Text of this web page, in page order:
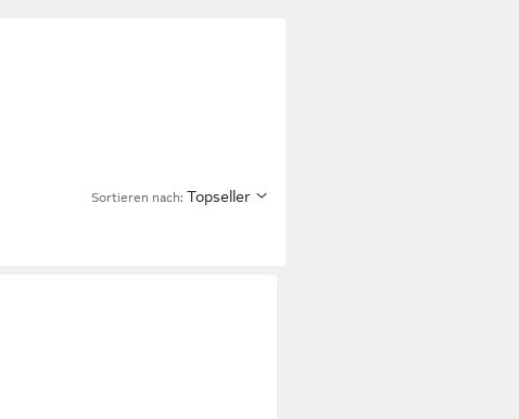
Sortieren nach: Topseller